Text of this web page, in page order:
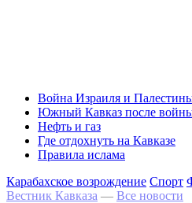
Война Израиля и
Южный Кавказ после
Нефть и газ
Где отдохнуть на Кавказе
Правила ислама
Карабахское возрождение Спорт
Вестник Кавказа — Все новости